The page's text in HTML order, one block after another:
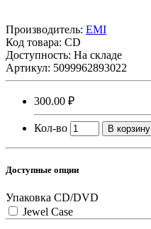
Производитель: EMI
Код товара: CD
Доступность: На складе
Артикул: 5099962893022
300.00 ₽
Кол-во В корзину
Доступные опции
Упаковка CD/DVD
Jewel Case